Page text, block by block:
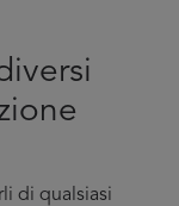
di qualsiasi